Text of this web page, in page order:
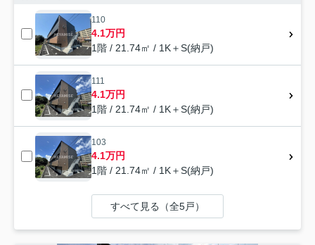
110
4.1万円
1階 / 21.74㎡ / 1K＋S(納戸)
111
4.1万円
1階 / 21.74㎡ / 1K＋S(納戸)
103
4.1万円
1階 / 21.74㎡ / 1K＋S(納戸)
すべて見る（全5戸）